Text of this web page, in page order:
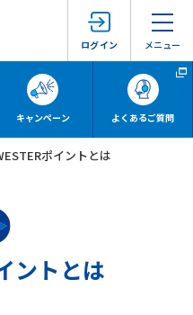
ログイン メニュー
キャンペーン よくあるご質問
ポイントとは
ントとは